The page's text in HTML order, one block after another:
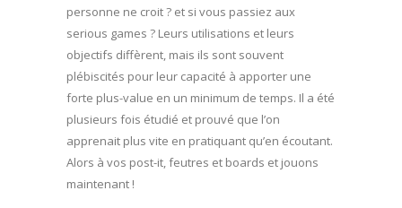
personne ne croit ? et si vous passiez aux
serious games ? Leurs utilisations et leurs
objectifs diffèrent, mais ils sont souvent
plébiscités pour leur capacité à apporter une
forte plus-value en un minimum de temps. Il a été
plusieurs fois étudié et prouvé que l’on
apprenait plus vite en pratiquant qu’en écoutant.
Alors à vos post-it, feutres et boards et jouons
maintenant !